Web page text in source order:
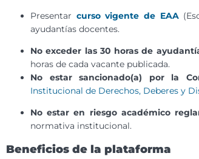
Presentar curso vigente de EAA
ayudantías docentes.
No exceder las 30 horas de
horas de cada vacante publicada.
No estar sancionado(a) por la
Institucional de Derechos, Deberes y
No estar en riesgo académico
normativa institucional.
Beneficios de la plataforma